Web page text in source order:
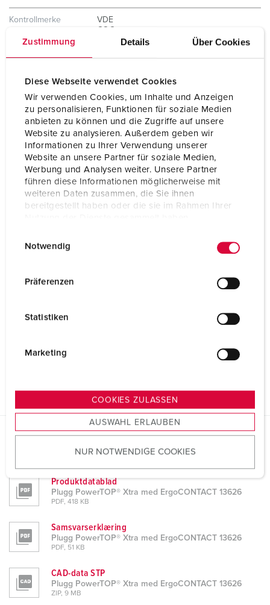
Zustimmung Details Über Cookies
Diese Webseite verwendet Cookies
Wir verwenden Cookies, um Inhalte und Anzeigen
zu personalisieren, Funktionen für soziale Medien
anbieten zu können und die Zugriffe auf unsere
Website zu analysieren. Außerdem geben wir
Informationen zu Ihrer Verwendung unserer
Website an unsere Partner für soziale Medien,
Werbung und Analysen weiter. Unsere Partner
führen diese Informationen möglicherweise mit
weiteren Daten zusammen, die Sie ihnen
bereitgestellt haben oder die sie im Rahmen Ihrer
s
u
w
a
h
Notwendig
Präferenzen
Statistiken
Marketing
COOKIES ZULASSEN
AUSWAHL ERLAUBEN
NUR NOTWENDIGE COOKIES
Kontrollmerke
VDE
Datablad og nedlastinger
Plugg PowerTOP® Xtra med ErgoCONTACT 13626
Produktdatablad
Plugg PowerTOP® Xtra med ErgoCONTACT 13626
PDF, 418 KB
Samsvarserklæring
Plugg PowerTOP® Xtra med ErgoCONTACT 13626
PDF, 51 KB
CAD-data STP
Plugg PowerTOP® Xtra med ErgoCONTACT 13626
ZIP, 9 MB